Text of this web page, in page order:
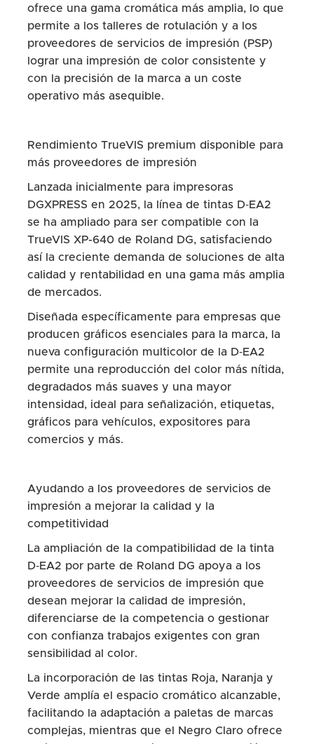
ofrece una gama cromática más amplia, lo que
permite a los talleres de rotulación y a los
proveedores de servicios de impresión (PSP)
lograr una impresión de color consistente y
con la precisión de la marca a un coste
operativo más asequible.
Rendimiento TrueVIS premium disponible para
más proveedores de impresión
Lanzada inicialmente para impresoras
DGXPRESS en 2025, la línea de tintas D‑EA2
se ha ampliado para ser compatible con la
TrueVIS XP-640 de Roland DG, satisfaciendo
así la creciente demanda de soluciones de alta
calidad y rentabilidad en una gama más amplia
de mercados.
Diseñada específicamente para empresas que
producen gráficos esenciales para la marca, la
nueva configuración multicolor de la D‑EA2
permite una reproducción del color más nítida,
degradados más suaves y una mayor
intensidad, ideal para señalización, etiquetas,
gráficos para vehículos, expositores para
comercios y más.
Ayudando a los proveedores de servicios de
impresión a mejorar la calidad y la
competitividad
La ampliación de la compatibilidad de la tinta
D‑EA2 por parte de Roland DG apoya a los
proveedores de servicios de impresión que
desean mejorar la calidad de impresión,
diferenciarse de la competencia o gestionar
con confianza trabajos exigentes con gran
sensibilidad al color.
La incorporación de las tintas Roja, Naranja y
Verde amplía el espacio cromático alcanzable,
facilitando la adaptación a paletas de marcas
complejas, mientras que el Negro Claro ofrece